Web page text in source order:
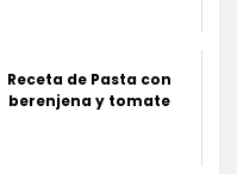
Receta de Pasta con
berenjena y tomate